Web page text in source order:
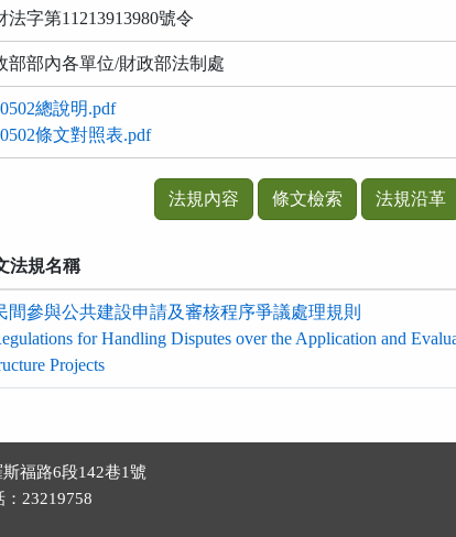
法字第11213913980號令
部部內各單位/財政部法制處
總說明.pdf
條文對照表.pdf
法規內容 條文檢索 法規沿革
法規名稱
間參與公共建設申請及審核程序爭議處理規則
for Handling Disputes over the Application and
Projects
福路6段142巷1號
23219758